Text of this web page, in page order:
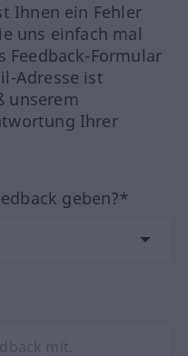
Ihnen ein Fehler
uns einfach mal
Feedback-Formular
Adresse ist
unserem
Ihrer
geben?*